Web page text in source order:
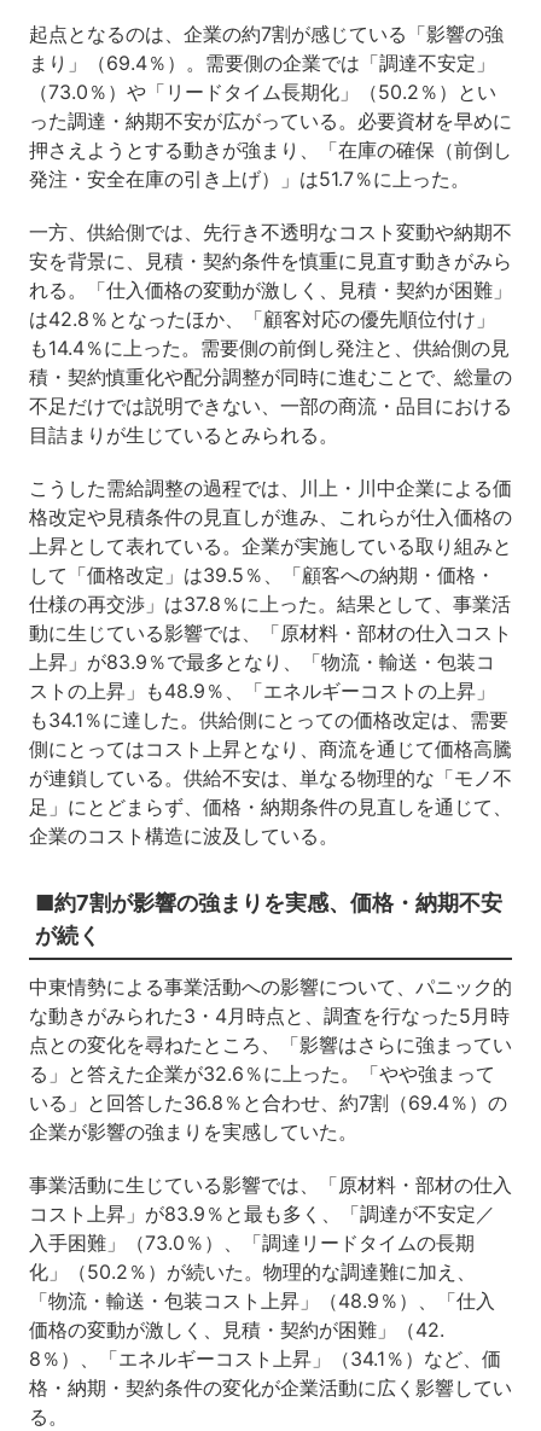
起点となるのは、企業の約7割が感じている「影響の強
まり」（69.4％）。需要側の企業では「調達不安定」
（73.0％）や「リードタイム長期化」（50.2％）とい
った調達・納期不安が広がっている。必要資材を早めに
押さえようとする動きが強まり、「在庫の確保（前倒し
発注・安全在庫の引き上げ）」は51.7％に上った。
一方、供給側では、先行き不透明なコスト変動や納期不
安を背景に、見積・契約条件を慎重に見直す動きがみら
れる。「仕入価格の変動が激しく、見積・契約が困難」
は42.8％となったほか、「顧客対応の優先順位付け」
も14.4％に上った。需要側の前倒し発注と、供給側の見
積・契約慎重化や配分調整が同時に進むことで、総量の
不足だけでは説明できない、一部の商流・品目における
目詰まりが生じているとみられる。
こうした需給調整の過程では、川上・川中企業による価
格改定や見積条件の見直しが進み、これらが仕入価格の
上昇として表れている。企業が実施している取り組みと
して「価格改定」は39.5％、「顧客への納期・価格・
仕様の再交渉」は37.8％に上った。結果として、事業活
動に生じている影響では、「原材料・部材の仕入コスト
上昇」が83.9％で最多となり、「物流・輸送・包装コ
ストの上昇」も48.9％、「エネルギーコストの上昇」
も34.1％に達した。供給側にとっての価格改定は、需要
側にとってはコスト上昇となり、商流を通じて価格高騰
が連鎖している。供給不安は、単なる物理的な「モノ不
足」にとどまらず、価格・納期条件の見直しを通じて、
企業のコスト構造に波及している。
■約7割が影響の強まりを実感、価格・納期不安
が続く
中東情勢による事業活動への影響について、パニック的
な動きがみられた3・4月時点と、調査を行なった5月時
点との変化を尋ねたところ、「影響はさらに強まってい
る」と答えた企業が32.6％に上った。「やや強まって
いる」と回答した36.8％と合わせ、約7割（69.4％）の
企業が影響の強まりを実感していた。
事業活動に生じている影響では、「原材料・部材の仕入
コスト上昇」が83.9％と最も多く、「調達が不安定／
入手困難」（73.0％）、「調達リードタイムの長期
化」（50.2％）が続いた。物理的な調達難に加え、
「物流・輸送・包装コスト上昇」（48.9％）、「仕入
価格の変動が激しく、見積・契約が困難」（42.
8％）、「エネルギーコスト上昇」（34.1％）など、価
格・納期・契約条件の変化が企業活動に広く影響してい
る。